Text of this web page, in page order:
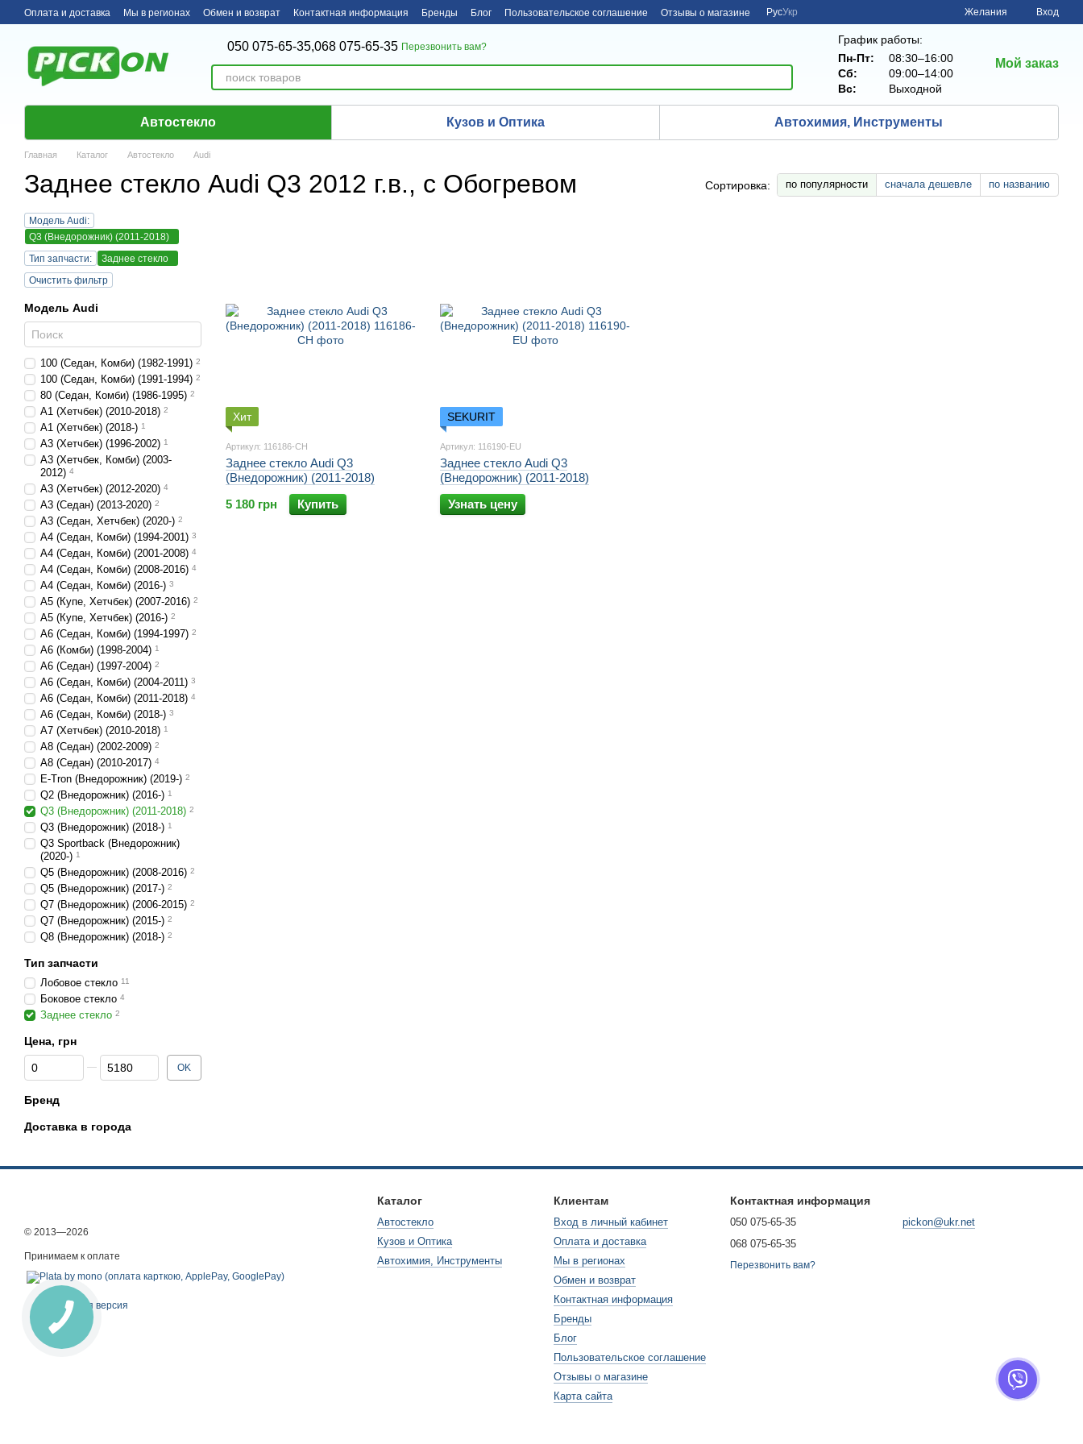
Перейти к основному контенту
Оплата и доставка Мы в регионах Обмен и возврат Контактная информация Бренды Блог Пользовательское соглашение Отзывы о магазине РусУкр Желания Вход
050 075-65-35,068 075-65-35 Перезвонить вам?
График работы:
Пн-Пт:
08:30–16:00
Сб:
09:00–14:00
Вс:
Выходной
Мой заказ
Автостекло Кузов и Оптика Автохимия, Инструменты
Главная Каталог Автостекло Audi
Заднее стекло Audi Q3 2012 г.в., с Обогревом Сортировка: по популярности сначала дешевле по названию
Хит
Артикул: 116186-CH
Заднее стекло Audi Q3
(Внедорожник) (2011-2018)
5 180 грн
Купить
SEKURIT
Артикул: 116190-EU
Заднее стекло Audi Q3
(Внедорожник) (2011-2018)
Узнать цену
Модель Audi:
Q3 (Внедорожник) (2011-2018)
Тип запчасти:
Заднее стекло
Очистить фильтр
Модель Audi
100 (Седан, Комби) (1982-1991) 2
100 (Седан, Комби) (1991-1994) 2
80 (Седан, Комби) (1986-1995) 2
A1 (Хетчбек) (2010-2018) 2
A1 (Хетчбек) (2018-) 1
A3 (Хетчбек) (1996-2002) 1
A3 (Хетчбек, Комби) (2003-
2012) 4
A3 (Хетчбек) (2012-2020) 4
A3 (Седан) (2013-2020) 2
A3 (Седан, Хетчбек) (2020-) 2
A4 (Седан, Комби) (1994-2001) 3
A4 (Седан, Комби) (2001-2008) 4
A4 (Седан, Комби) (2008-2016) 4
A4 (Седан, Комби) (2016-) 3
A5 (Купе, Хетчбек) (2007-2016) 2
A5 (Купе, Хетчбек) (2016-) 2
A6 (Седан, Комби) (1994-1997) 2
A6 (Комби) (1998-2004) 1
A6 (Седан) (1997-2004) 2
A6 (Седан, Комби) (2004-2011) 3
A6 (Седан, Комби) (2011-2018) 4
A6 (Седан, Комби) (2018-) 3
A7 (Хетчбек) (2010-2018) 1
A8 (Седан) (2002-2009) 2
A8 (Седан) (2010-2017) 4
E-Tron (Внедорожник) (2019-) 2
Q2 (Внедорожник) (2016-) 1
Q3 (Внедорожник) (2011-2018) 2
Q3 (Внедорожник) (2018-) 1
Q3 Sportback (Внедорожник)
(2020-) 1
Q5 (Внедорожник) (2008-2016) 2
Q5 (Внедорожник) (2017-) 2
Q7 (Внедорожник) (2006-2015) 2
Q7 (Внедорожник) (2015-) 2
Q8 (Внедорожник) (2018-) 2
Тип запчасти
Лобовое стекло 11
Боковое стекло 4
Заднее стекло 2
Цена, грн
От Цена, грн
До Цена, грн OK
Бренд
Доставка в города
© 2013—2026
Принимаем к оплате
Мобильная версия
Каталог
Автостекло
Кузов и Оптика
Автохимия, Инструменты
Клиентам
Вход в личный кабинет
Оплата и доставка
Мы в регионах
Обмен и возврат
Контактная информация
Бренды
Блог
Пользовательское соглашение
Отзывы о магазине
Карта сайта
Контактная информация
050 075-65-35
068 075-65-35
Перезвонить вам?
pickon@ukr.net